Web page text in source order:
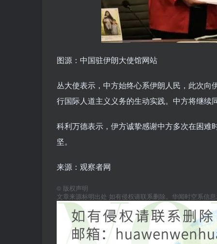
图源：中国驻伊朗大使馆网站
丛大使表示，中方始终心系伊朗人民，此次
行国际人道主义义务的生动实践。中方将继
科利万德表示，伊方诚挚感谢中方多次在困
坚。
来源：观察者网
© 版权声明
文章来源标明出处 如有侵权请联系删除。华闻时空系信